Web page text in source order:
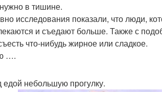
в тишине.
исследования показали, что люди,
и съедают больше. Также с
что-нибудь жирное или сладкое.
….
небольшую прогулку.